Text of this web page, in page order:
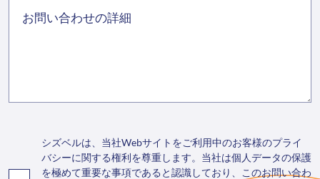
シズベルは、当社Webサイトをご利用中のお客様のプライ
バシーに関する権利を尊重します。当社は個人データの保護
を極めて重要な事項であると認識しており、このお問い合わ